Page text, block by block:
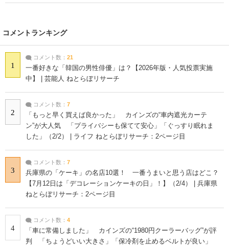
コメントランキング
1
コメント数： 21
一番好きな「韓国の男性俳優」は？【2026年版・人気投票実施
中】 | 芸能人 ねとらぼリサーチ
2
コメント数： 7
「もっと早く買えば良かった」 カインズの“車内遮光カーテ
ン”が大人気 「プライバシーも保てて安心」「ぐっすり眠れま
した」（2/2） | ライフ ねとらぼリサーチ：2ページ目
3
コメント数： 7
兵庫県の「ケーキ」の名店10選！ 一番うまいと思う店はどこ？
【7月12日は「デコレーションケーキの日」！】（2/4） | 兵庫県
ねとらぼリサーチ：2ページ目
4
コメント数： 4
「車に常備しました」 カインズの“1980円クーラーバッグ”が評
判 「ちょうどいい大きさ」「保冷剤を止めるベルトが良い」